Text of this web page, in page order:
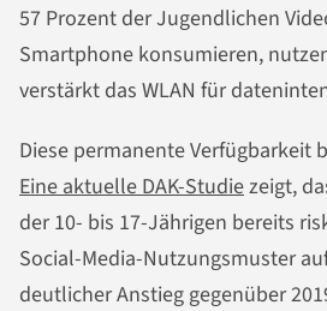
57 Prozent der Jugendlichen
Smartphone konsumieren,
verstärkt das WLAN für
Diese permanente Verfügbarkeit
Eine aktuelle DAK-Studiezeigt,
der 10- bis 17-Jährigen bereits
Social-Media-Nutzungsmuster
deutlicher Anstieg gegenüber